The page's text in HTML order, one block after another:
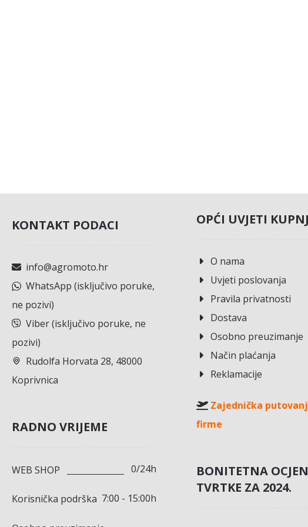
KONTAKT PODACI
info@agromoto.hr
WhatsApp (isključivo poruke,
ne pozivi)
Viber (isključivo poruke, ne
pozivi)
Rudolfa Horvata 28, 48000
Koprivnica
RADNO VRIJEME
WEB SHOP 0/24h
Korisnička podrška 7:00 - 15:00h
OPĆI UVJETI
O nama
Uvjeti poslovanja
Pravila privatnosti
Dostava
Osobno preuzimanje
Način plaćanja
Reklamacije
Zajednička
firme
BONITETNA
TVRTKE ZA 2024.